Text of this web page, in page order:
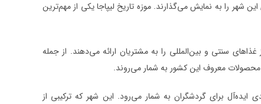
شهر را به نمایش می‌گذارند. موزه تاریخ لیپاجا یکی از مهم‌ترین
سنتی و بین‌المللی را به مشتریان ارائه می‌دهند. از جمله
محصولات معروف این کشور به شمار می‌روند.
ایده‌آل برای گردشگران به شمار می‌رود. این شهر که ترکیبی از